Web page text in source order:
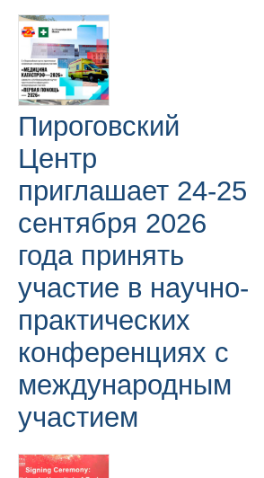
Пироговский
Центр
приглашает 24-25
сентября 2026
года принять
участие в научно-
практических
конференциях с
международным
участием